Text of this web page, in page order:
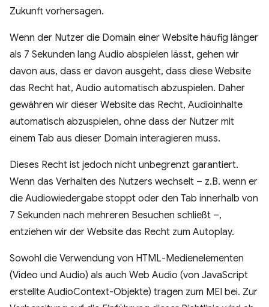
Zukunft vorhersagen.
Wenn der Nutzer die Domain einer Website häufig länger
als 7 Sekunden lang Audio abspielen lässt, gehen wir
davon aus, dass er davon ausgeht, dass diese Website
das Recht hat, Audio automatisch abzuspielen. Daher
gewähren wir dieser Website das Recht, Audioinhalte
automatisch abzuspielen, ohne dass der Nutzer mit
einem Tab aus dieser Domain interagieren muss.
Dieses Recht ist jedoch nicht unbegrenzt garantiert.
Wenn das Verhalten des Nutzers wechselt – z.B. wenn er
die Audiowiedergabe stoppt oder den Tab innerhalb von
7 Sekunden nach mehreren Besuchen schließt –,
entziehen wir der Website das Recht zum Autoplay.
Sowohl die Verwendung von HTML-Medienelementen
(Video und Audio) als auch Web Audio (von JavaScript
erstellte AudioContext-Objekte) tragen zum MEI bei. Zur